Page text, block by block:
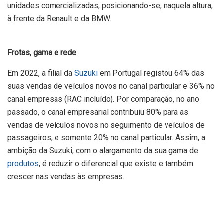
unidades comercializadas, posicionando-se, naquela altura,
à frente da Renault e da BMW.
Frotas, gama e rede
Em 2022, a filial da Suzuki em Portugal registou 64% das
suas vendas de veículos novos no canal particular e 36% no
canal empresas (RAC incluído). Por comparação, no ano
passado, o canal empresarial contribuiu 80% para as
vendas de veículos novos no seguimento de veículos de
passageiros, e somente 20% no canal particular. Assim, a
ambição da Suzuki, com o alargamento da sua gama de
produtos, é reduzir o diferencial que existe e também
crescer nas vendas às empresas.